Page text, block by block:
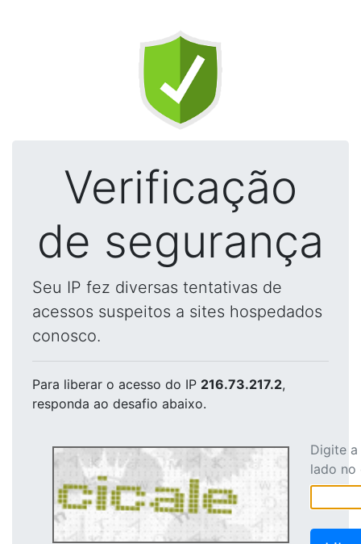
Verificação
de segurança
Seu IP fez diversas tentativas de
acessos suspeitos a sites hospedados
conosco.
Para liberar o acesso do IP 216.73.217.2,
responda ao desafio abaixo.
Digite
lado no